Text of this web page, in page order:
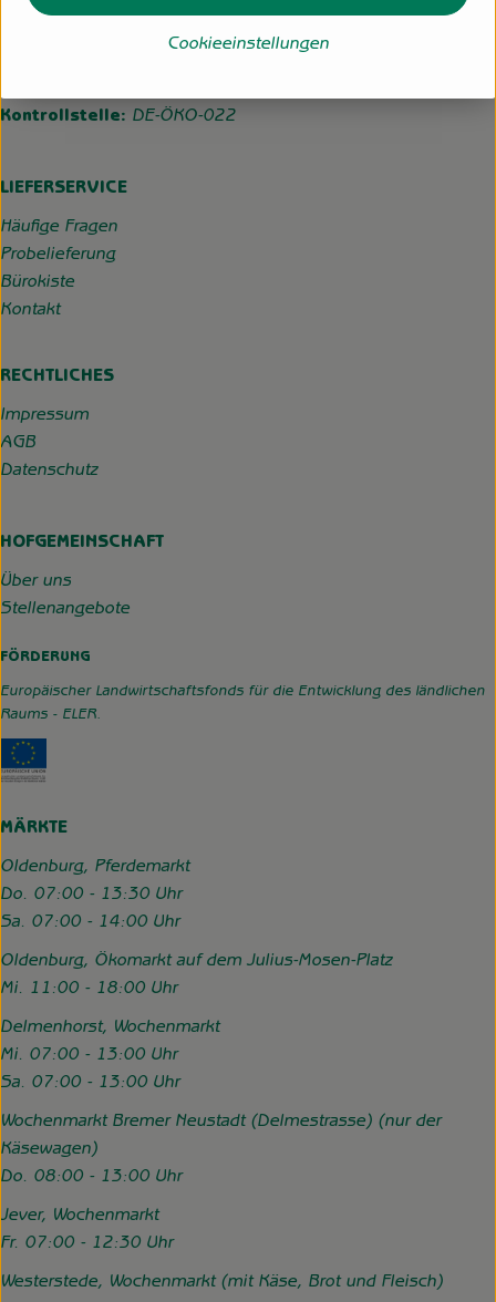
27798 Hude
Kontrollstelle: DE-ÖKO-022
LIEFERSERVICE
Häufige Fragen
Probelieferung
Bürokiste
Kontakt
RECHTLICHES
Impressum
AGB
Datenschutz
HOFGEMEINSCHAFT
Über uns
Stellenangebote
FÖRDERUNG
Europäischer Landwirtschaftsfonds für die Entwicklung des ländlichen
Raums - ELER.
MÄRKTE
Oldenburg, Pferdemarkt
Do. 07:00 - 13:30 Uhr
Sa. 07:00 - 14:00 Uhr
Oldenburg, Ökomarkt auf dem Julius-Mosen-Platz
Mi. 11:00 - 18:00 Uhr
Delmenhorst, Wochenmarkt
Mi. 07:00 - 13:00 Uhr
Sa. 07:00 - 13:00 Uhr
Wochenmarkt Bremer Neustadt (Delmestrasse) (nur der
Käsewagen)
Do. 08:00 - 13:00 Uhr
Jever, Wochenmarkt
Fr. 07:00 - 12:30 Uhr
Westerstede, Wochenmarkt (mit Käse, Brot und Fleisch)
Cookieeinstellungen